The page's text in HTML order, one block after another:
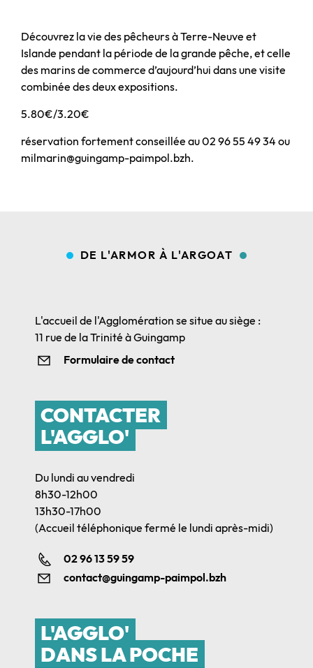
Découvrez la vie des pêcheurs à Terre-Neuve et
Islande pendant la période de la grande pêche, et celle
des marins de commerce d’aujourd’hui dans une visite
combinée des deux expositions.
5.80€/3.20€
réservation fortement conseillée au 02 96 55 49 34 ou
milmarin@guingamp-paimpol.bzh.
DE L'ARMOR À L'ARGOAT
L'accueil de l'Agglomération se situe au siège :
11 rue de la Trinité à Guingamp
Formulaire de contact
CONTACTER
L'AGGLO'
Du lundi au vendredi
8h30-12h00
13h30-17h00
(Accueil téléphonique fermé le lundi après-midi)
02 96 13 59 59
contact@guingamp-paimpol.bzh
L'AGGLO'
DANS LA POCHE